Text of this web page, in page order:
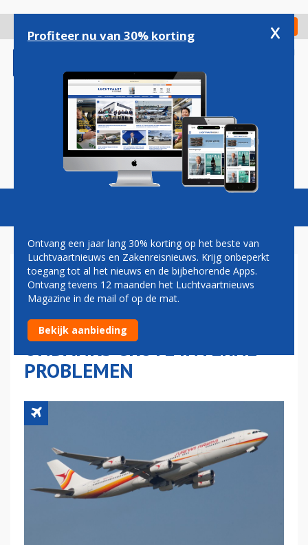
gaan
Check in
Magazine Podcasts Vacatures
SURINAM AIRWAYS
HANDHAAFT
VLUCHTUITVOERING
ONDANKS GROTE INTERNE
PROBLEMEN
Profiteer nu van 30% korting x
Ontvang een jaar lang 30% korting op het beste van
Luchtvaartnieuws en Zakenreisnieuws. Krijg onbeperkt
toegang tot al het nieuws en de bijbehorende Apps.
Ontvang tevens 12 maanden het Luchtvaartnieuws
Magazine in de mail of op de mat.
Bekijk aanbieding